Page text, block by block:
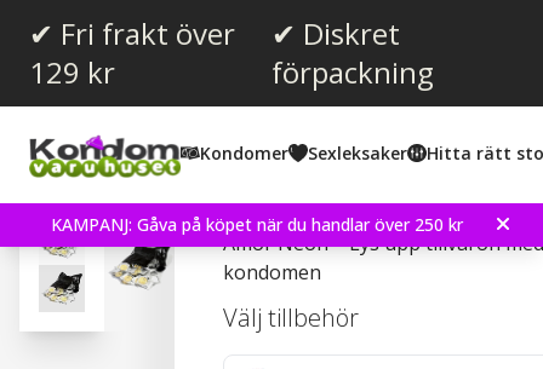
✔ Fri frakt över
129 kr
✔ Diskret
förpackning
Kondomer Sexleksaker Hitta rätt
KAMPANJ: Gåva på köpet när du handlar över 250 kr
Recensioner (3)
Amor Neon 100 st
Amor Neon – Lys upp tillvaron
kondomen
Välj tillbehör